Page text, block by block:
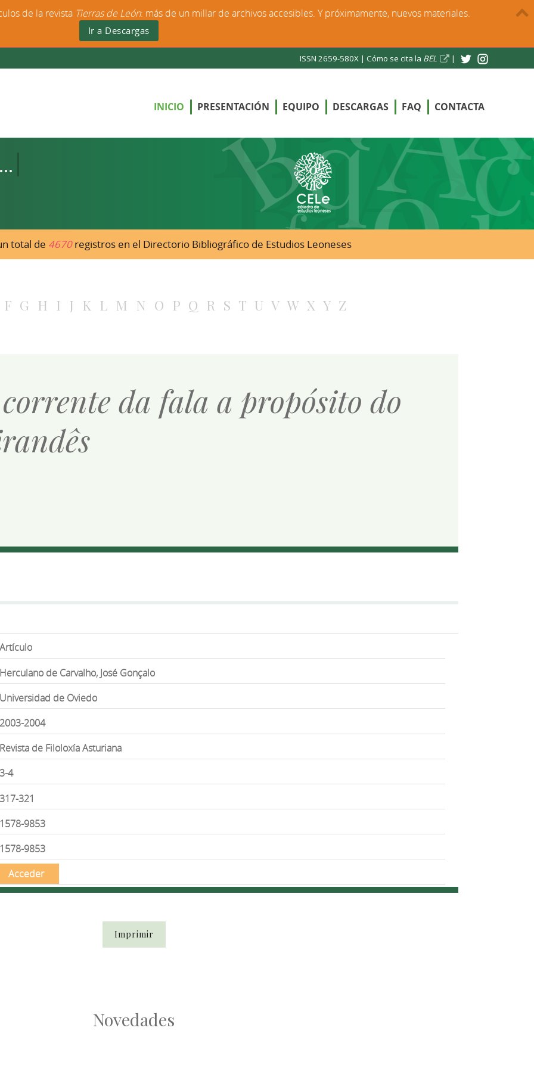
ISSN 2659-580X | Cómo se cita la BEL |
INICIO PRESENTACIÓN EQUIPO DESCARGAS FAQ CONTACTA
total de 4670registros en el Directorio Bibliográfico de Estudios Leoneses
F G H I J K L M N O P Q R S T U V W X Y Z
da fala a propósito do
Artículo
Herculano de Carvalho, José Gonçalo
Universidad de Oviedo
2003-2004
Revista de Filoloxía Asturiana
3-4
317-321
1578-9853
1578-9853
Acceder
Imprimir
Novedades
de la revista Tierras de León: más de un millar de archivos accesibles. Y próximamente, nuevos materiales.
Ir a Descargas